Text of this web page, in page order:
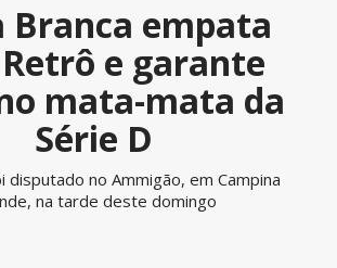
Branca empata
e garante
mata-mata da
Série D
disputado no Ammigão, em Campina
na tarde deste domingo